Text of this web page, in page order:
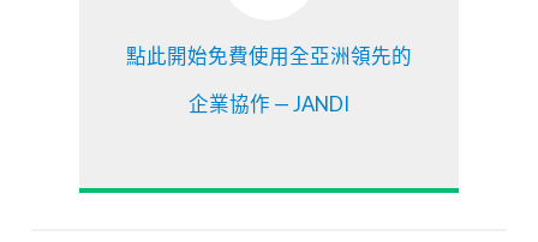
點此開始免費使用全亞洲領先的
企業協作 — JANDI